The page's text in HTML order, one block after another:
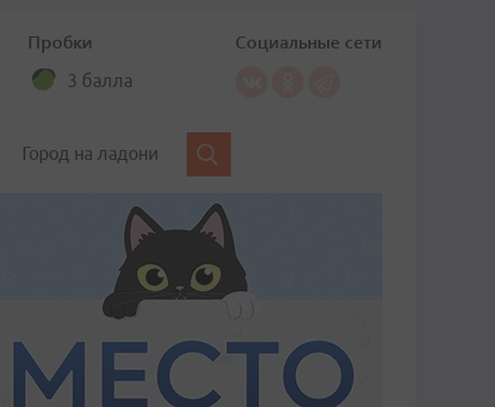
Пробки
3 балла
Социальные сети
Город на ладони